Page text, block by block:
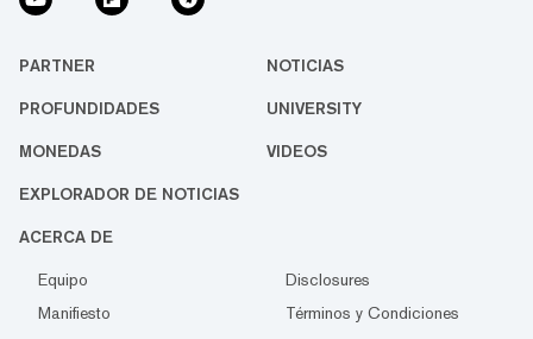
PARTNER NOTICIAS
PROFUNDIDADES UNIVERSITY
MONEDAS VIDEOS
EXPLORADOR DE NOTICIAS
ACERCA DE
Equipo
Disclosures
Manifiesto
Términos y Condiciones